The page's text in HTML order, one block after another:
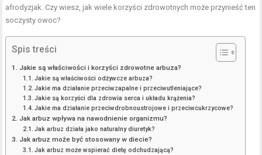
afrodyzjak. Czy wiesz, jak wiele korzyści zdrowotnych może przynieść ten
soczysty owoc?
Spis treści
Jakie są właściwości i korzyści zdrowotne arbuza?
Jakie są właściwości odżywcze arbuza?
Jakie ma działanie przeciwzapalne i przeciwutleniające?
Jakie są korzyści dla zdrowia serca i układu krążenia?
Jakie ma działanie przeciwdrobnoustrojowe i przeciwcukrzycowe?
Jak arbuz wpływa na nawodnienie organizmu?
Jak arbuz działa jako naturalny diuretyk?
Jak arbuz może być stosowany w diecie?
Jak arbuz może wspierać dietę odchudzającą?